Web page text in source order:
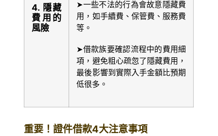
4. 隱藏
費用的
風險
➤一些不法的行為會故意隱藏費
用，如手續費、保管費、服務費
等。
➤借款族要確認流程中的費用細
項，避免粗心疏忽了隱藏費用，
最後影響到實際入手金額比預期
低很多。
重要！證件借款4大注意事項